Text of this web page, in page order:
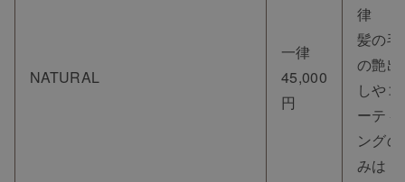
NATURAL
一律
45,000
円
律
髪の毛
の艶出
しやコ
ーティ
ングの
みは